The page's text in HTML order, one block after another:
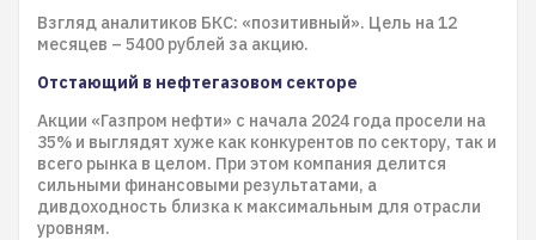
Взгляд аналитиков БКС: «позитивный». Цель на 12
месяцев – 5400 рублей за акцию.
Отстающий в нефтегазовом секторе
Акции «Газпром нефти» с начала 2024 года просели на
35% и выглядят хуже как конкурентов по сектору, так и
всего рынка в целом. При этом компания делится
сильными финансовыми результатами, а
дивдоходность близка к максимальным для отрасли
уровням.